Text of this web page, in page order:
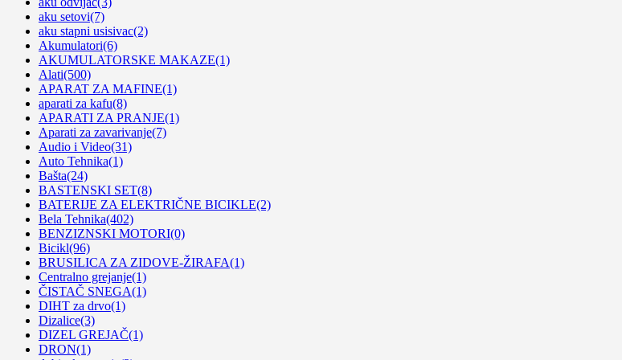
aku setovi(7)
aku stapni usisivac(2)
Akumulatori(6)
AKUMULATORSKE MAKAZE(1)
Alati(500)
APARAT ZA MAFINE(1)
aparati za kafu(8)
APARATI ZA PRANJE(1)
Aparati za zavarivanje(7)
Audio i Video(31)
Auto Tehnika(1)
Bašta(24)
BASTENSKI SET(8)
BATERIJE ZA ELEKTRIČNE BICIKLE(2)
Bela Tehnika(402)
BENZIZNSKI MOTORI(0)
Bicikl(96)
BRUSILICA ZA ZIDOVE-ŽIRAFA(1)
Centralno grejanje(1)
ČISTAČ SNEGA(1)
DIHT za drvo(1)
Dizalice(3)
DIZEL GREJAČ(1)
DRON(1)